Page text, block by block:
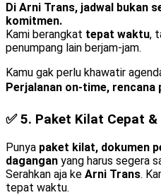
Di Arni Trans, jadwal bukan
komitmen.
Kami berangkat tepat waktu,
penumpang lain berjam-jam.
Kamu gak perlu khawatir
Perjalanan on-time, rencana
✅ 5. Paket Kilat Cepat &
Punya paket kilat, dokumen
dagangan yang harus segera
Serahkan aja ke Arni Trans.
tepat waktu.